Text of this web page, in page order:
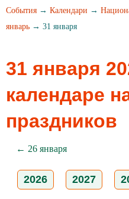
События → Календари →
январь → 31 января
31 января
календаре
праздников
← 26 января
2026 2027